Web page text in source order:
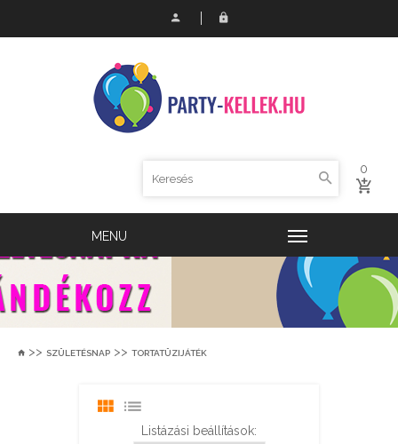
0
>> SZÜLETÉSNAP >> TORTATÜZIJÁTÉK
Listázási beállítások: